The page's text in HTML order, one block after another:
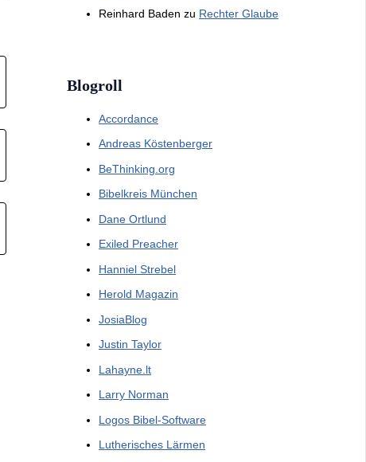
Reinhard Baden zu Rechter Glaube
Blogroll
Accordance
Andreas Köstenberger
BeThinking.org
Bibelkreis München
Dane Ortlund
Exiled Preacher
Hanniel Strebel
Herold Magazin
JosiaBlog
Justin Taylor
Lahayne.lt
Larry Norman
Logos Bibel-Software
Lutherisches Lärmen